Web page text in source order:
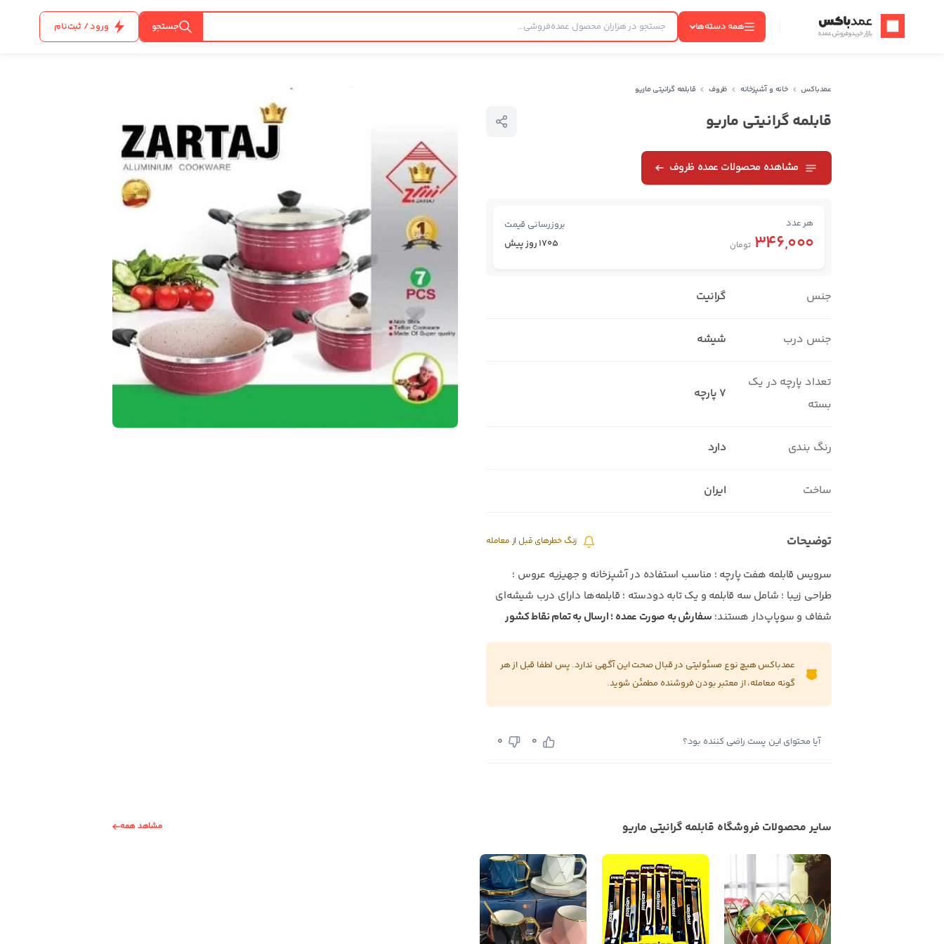
عمدباکس — بازگشت به صفحه اصلی همه دسته‌ها جستجو ورود / ثبت‌نام
عمدباکس خانه و آشپزخانه ظروف قابلمه گرانیتی ماریو
قابلمه گرانیتی ماریو
مشاهده محصولات عمده ظروف
هر عدد بروزرسانی قیمت
346,000 تومان 1705 روز پیش
جنس گرانیت
جنس درب شیشه
تعداد پارچه در یک
بسته
7 پارچه
رنگ بندی دارد
ساخت ایران
توضیحات زنگ خطرهای قبل از معامله
سرویس قابلمه هفت پارچه ؛ مناسب استفاده در آشپزخانه و جهیزیه عروس ؛
طراحی زیبا ؛ شامل سه قابلمه و یک تابه دودسته ؛ قابلمه‌ها‌ دارای درب شیشه‌ای
شفاف و سوپاپ‌دار هستند؛ سفارش به صورت عمده ؛ ارسال به تمام نقاط کشور
عمدباکس هیچ نوع مسئولیتی در قبال صحت این آگهی ندارد. پس لطفا قبل از هر
گونه معامله، از معتبر بودن فروشنده مطمئن شوید.
آیا محتوای این پست راضی کننده بود؟ 0
0
سایر محصولات فروشگاه قابلمه گرانیتی ماریو مشاهد همه
اطلاعات تماس
قابلمه گرانیتی ماریو
برای مکالمه دقیق ترکد 789 در عمدباکس